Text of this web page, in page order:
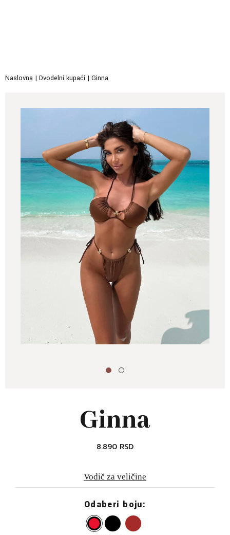
Naslovna | Dvodelni kupaći | Ginna
Ginna
8.890 RSD
Vodič za veličine
Odaberi boju: